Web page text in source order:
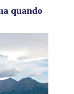
quando